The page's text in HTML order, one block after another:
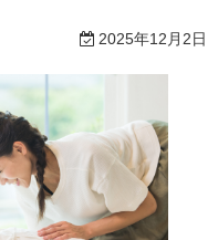
2025年12月2日